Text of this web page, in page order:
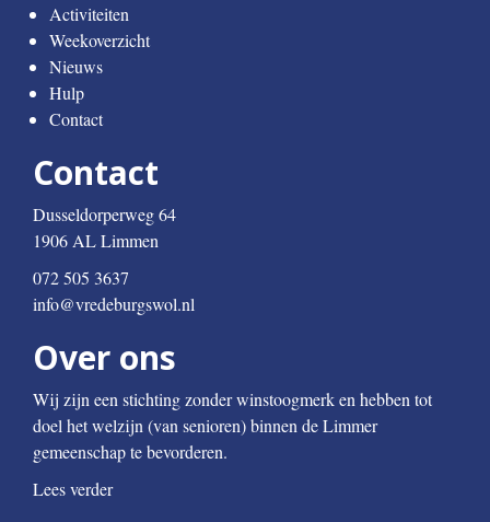
Activiteiten
Weekoverzicht
Nieuws
Hulp
Contact
Contact
Dusseldorperweg 64
1906 AL Limmen
072 505 3637
info@vredeburgswol.nl
Over ons
Wij zijn een stichting zonder winstoogmerk en hebben tot
doel het welzijn (van senioren) binnen de Limmer
gemeenschap te bevorderen.
Lees verder